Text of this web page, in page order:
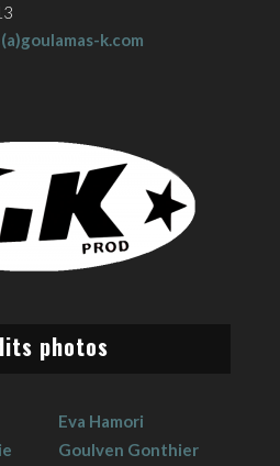
k.com
photos
Eva Hamori
Goulven Gonthier